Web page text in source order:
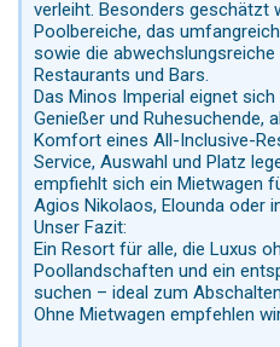
verleiht. Besonders geschätzt
Poolbereiche, das
sowie die
Restaurants und Bars.
Das Minos Imperial eignet
Genießer und Ruhesuchende,
Komfort eines All-Inclusive-
Service, Auswahl und Platz
empfiehlt sich ein Mietwagen
Agios Nikolaos, Elounda oder
Unser Fazit:
Ein Resort für alle, die Luxus
Poollandschaften und ein
suchen – ideal zum
Ohne Mietwagen empfehlen